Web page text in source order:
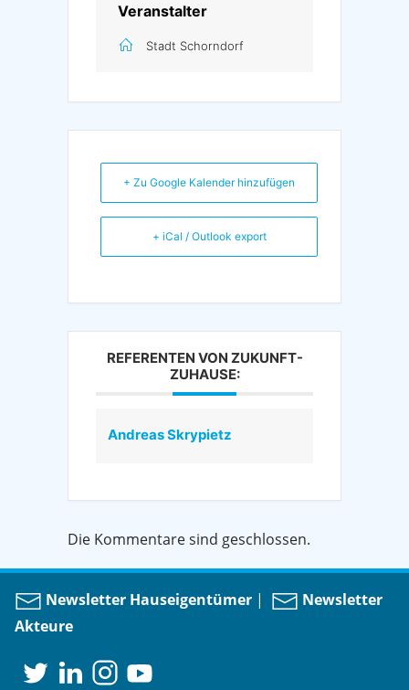
Veranstalter
Stadt Schorndorf
+ Zu Google Kalender hinzufügen
+ iCal / Outlook export
REFERENTEN VON ZUKUNFT-
ZUHAUSE:
Andreas Skrypietz
Die Kommentare sind geschlossen.
Newsletter Hauseigentümer |
Newsletter
Akteure